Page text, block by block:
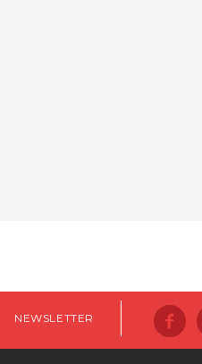
NEWSLETTER